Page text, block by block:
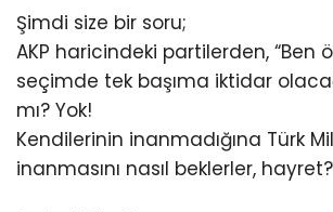
Şimdi size bir soru;
AKP haricindeki partilerden, “Ben
seçimde tek başıma iktidar
mı? Yok!
Kendilerinin inanmadığına Türk
inanmasını nasıl beklerler, hayret?